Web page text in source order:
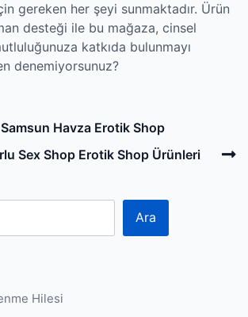
gereken her şeyi sunmaktadır. Ürün
desteği ile bu mağaza, cinsel
katkıda bulunmayı
denemiyorsunuz?
Samsun Havza Erotik Shop
Sex Shop Erotik Shop Ürünleri
Ara
Hilesi